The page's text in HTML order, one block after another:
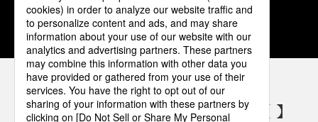
1 2 3 4 5
パナソニックの電気設備 SNSアカウント